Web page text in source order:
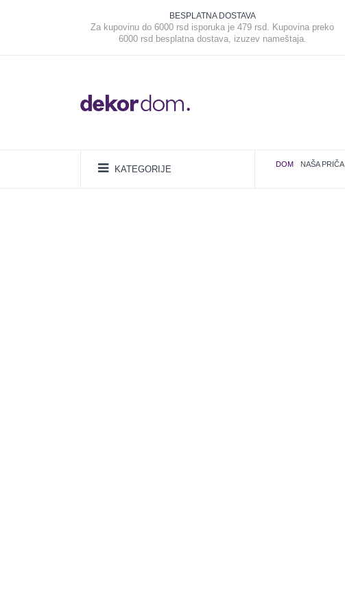
BESPLATNA DOSTAVA
Za kupovinu do 6000 rsd isporuka je 479 rsd. Kupovina preko
6000 rsd besplatna dostava, izuzev nameštaja.
KATEGORIJE DOM NAŠA PRIČA